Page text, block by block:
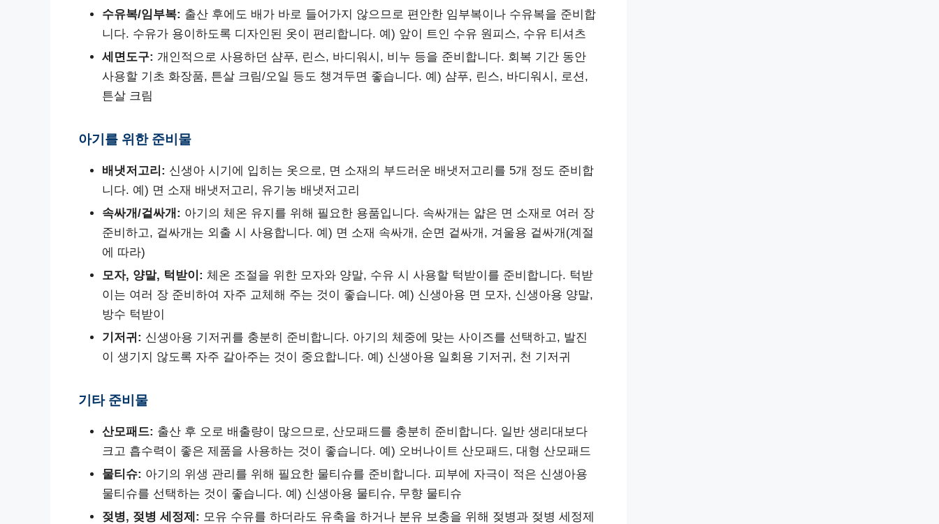
수유복/임부복: 출산 후에도 배가 바로 들어가지 않으므로 편안한 임부복이나 수유복을 준비합
니다. 수유가 용이하도록 디자인된 옷이 편리합니다. 예) 앞이 트인 수유 원피스, 수유 티셔츠
세면도구: 개인적으로 사용하던 샴푸, 린스, 바디워시, 비누 등을 준비합니다. 회복 기간 동안
사용할 기초 화장품, 튼살 크림/오일 등도 챙겨두면 좋습니다. 예) 샴푸, 린스, 바디워시, 로션,
튼살 크림
아기를 위한 준비물
배냇저고리: 신생아 시기에 입히는 옷으로, 면 소재의 부드러운 배냇저고리를 5개 정도 준비합
니다. 예) 면 소재 배냇저고리, 유기농 배냇저고리
속싸개/겉싸개: 아기의 체온 유지를 위해 필요한 용품입니다. 속싸개는 얇은 면 소재로 여러 장
준비하고, 겉싸개는 외출 시 사용합니다. 예) 면 소재 속싸개, 순면 겉싸개, 겨울용 겉싸개(계절
에 따라)
모자, 양말, 턱받이: 체온 조절을 위한 모자와 양말, 수유 시 사용할 턱받이를 준비합니다. 턱받
이는 여러 장 준비하여 자주 교체해 주는 것이 좋습니다. 예) 신생아용 면 모자, 신생아용 양말,
방수 턱받이
기저귀: 신생아용 기저귀를 충분히 준비합니다. 아기의 체중에 맞는 사이즈를 선택하고, 발진
이 생기지 않도록 자주 갈아주는 것이 중요합니다. 예) 신생아용 일회용 기저귀, 천 기저귀
기타 준비물
산모패드: 출산 후 오로 배출량이 많으므로, 산모패드를 충분히 준비합니다. 일반 생리대보다
크고 흡수력이 좋은 제품을 사용하는 것이 좋습니다. 예) 오버나이트 산모패드, 대형 산모패드
물티슈: 아기의 위생 관리를 위해 필요한 물티슈를 준비합니다. 피부에 자극이 적은 신생아용
물티슈를 선택하는 것이 좋습니다. 예) 신생아용 물티슈, 무향 물티슈
젖병, 젖병 세정제: 모유 수유를 하더라도 유축을 하거나 분유 보충을 위해 젖병과 젖병 세정제